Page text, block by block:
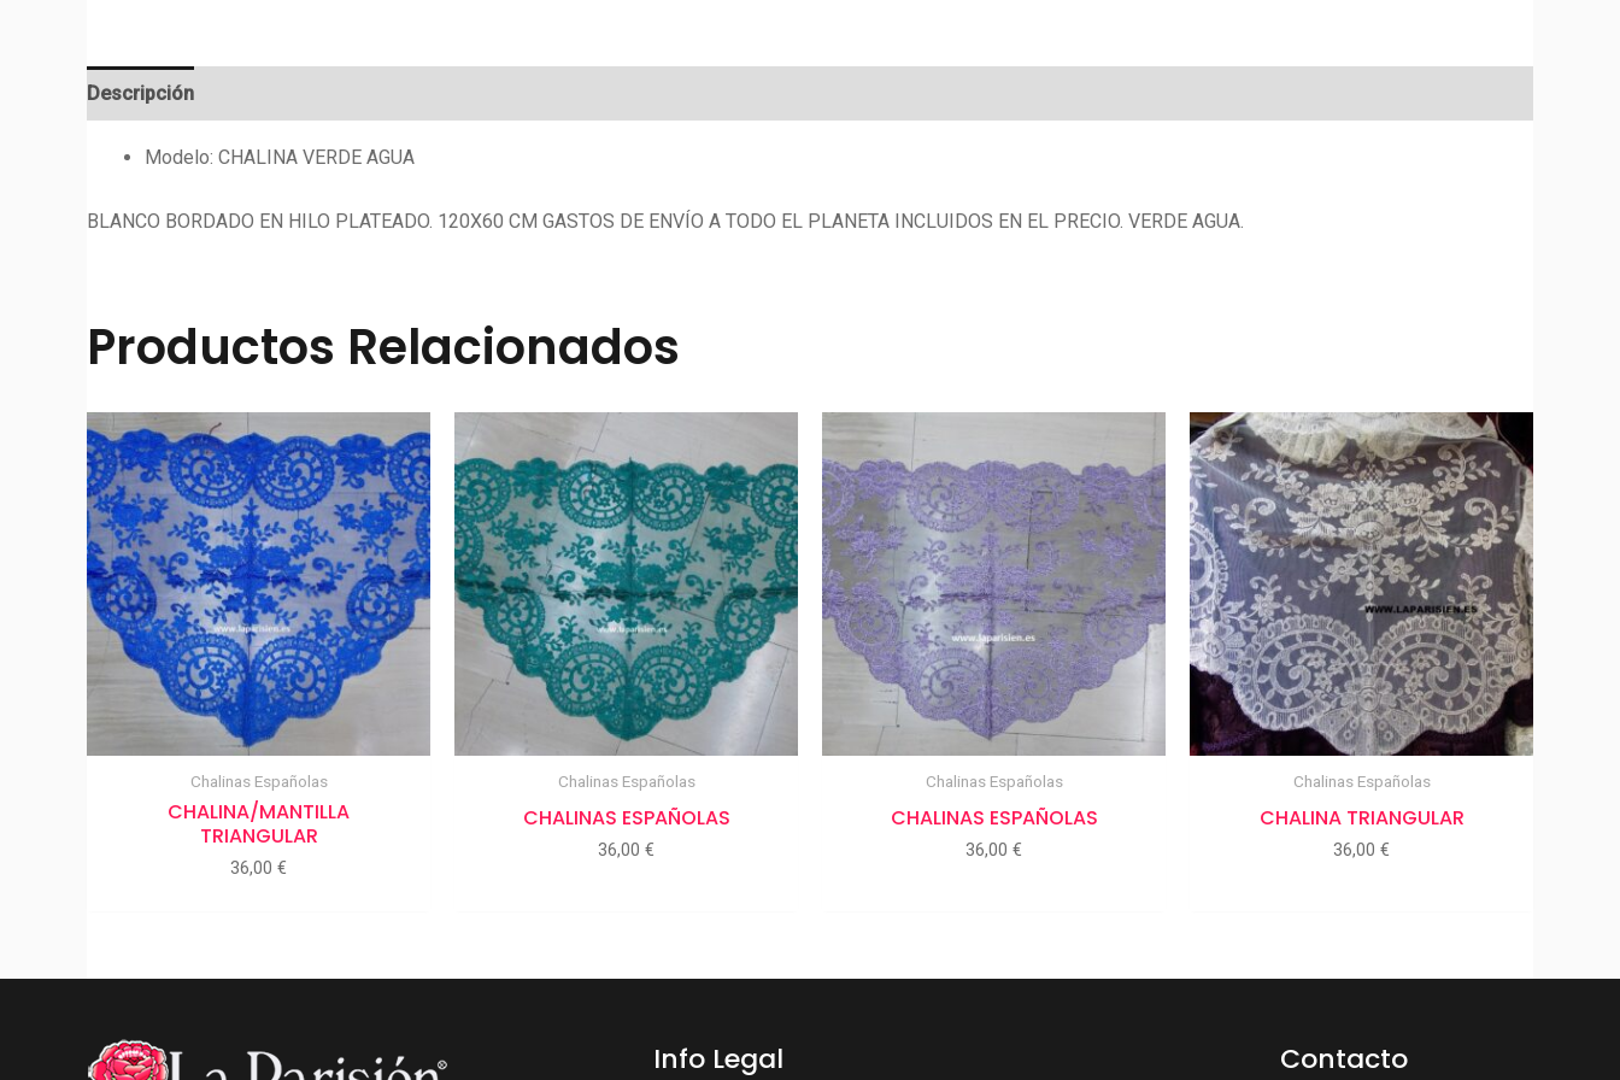
Descripción
Modelo: CHALINA VERDE AGUA
BLANCO BORDADO EN HILO PLATEADO. 120X60 CM GASTOS DE ENVÍO A TODO EL PLANETA INCLUIDOS EN EL PRECIO. VERDE AGUA.
Productos Relacionados
Chalinas Españolas
CHALINA/MANTILLA
TRIANGULAR
36,00 €
Chalinas Españolas
CHALINAS ESPAÑOLAS
36,00 €
Chalinas Españolas
CHALINAS ESPAÑOLAS
36,00 €
Chalinas Españolas
CHALINA TRIANGULAR
36,00 €
Info Legal Contacto